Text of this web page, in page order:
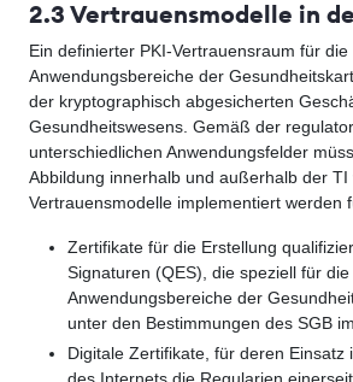
2.3 Vertrauensmodelle in
Ein definierter PKI-Vertrauensraum für die
Anwendungsbereiche der
der kryptographisch abgesicherten
Gesundheitswesens. Gemäß der
unterschiedlichen Anwendungsfelder
Abbildung innerhalb und außerhalb der TI
Vertrauensmodelle implementiert werden
Zertifikate für die Erstellung
Signaturen (QES), die speziell für die
Anwendungsbereiche der
unter den Bestimmungen des SGB
Digitale Zertifikate, für deren Einsatz